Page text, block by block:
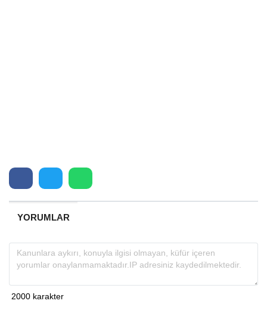
YORUMLAR